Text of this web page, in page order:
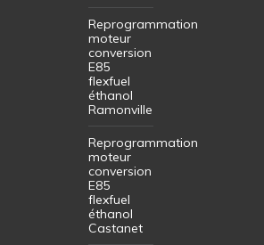
Reprogrammation
moteur
conversion
E85
flexfuel
éthanol
Ramonville
Reprogrammation
moteur
conversion
E85
flexfuel
éthanol
Castanet